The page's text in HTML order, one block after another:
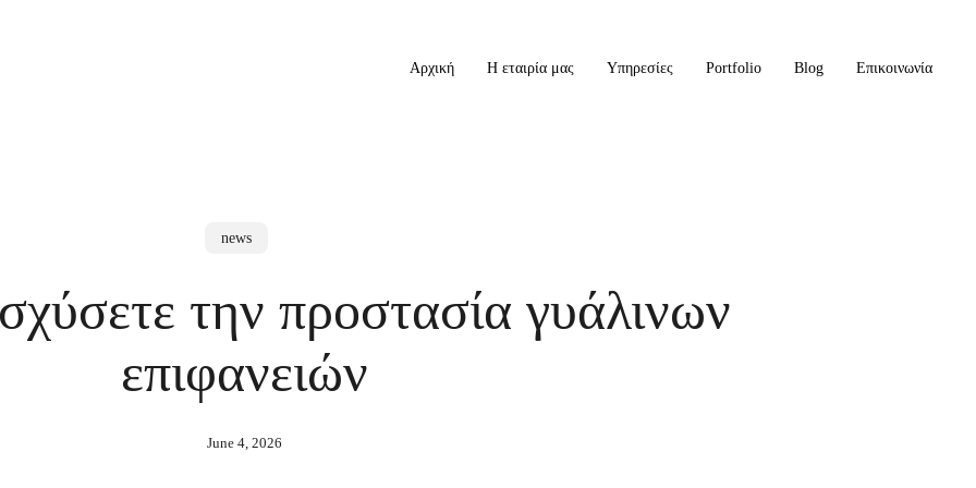
Αρχική Η εταιρία μας Υπηρεσίες Portfolio Blog Επικοινωνία
news
την προστασία γυάλινων
επιφανειών
June 4, 2026